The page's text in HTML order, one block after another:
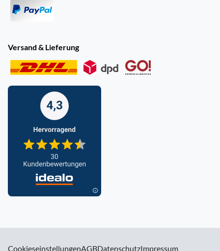
Versand & Lieferung
CookieseinstellungenAGBDatenschutzImpressum